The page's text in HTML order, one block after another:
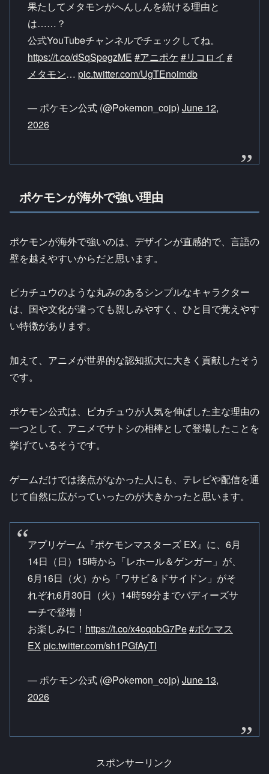
果たしてメタモンがへんしんを続ける理由と
は……？
公式YouTubeチャンネルでチェックしてね。
https://t.co/dSqSpegzME #アニポケ #リコロイ #
メタモン… pic.twitter.com/UgTEnoimdb
— ポケモン公式 (@Pokemon_cojp) June 12,
2026
ポケモンが海外で強い理由
ポケモンが海外で強いのは、デザインが直感的で、言語の
壁を越えやすいからだと思います。
ピカチュウのような丸みのあるシンプルなキャラクター
は、国や文化が違っても親しみやすく、ひと目で覚えやす
い特徴があります。
加えて、アニメが世界的な認知拡大に大きく貢献したそう
です。
ポケモン公式は、ピカチュウが人気を伸ばした主な理由の
一つとして、アニメでサトシの相棒として登場したことを
挙げているそうです。
ゲームだけでは接点がなかった人にも、テレビや配信を通
じて自然に広がっていったのが大きかったと思います。
アプリゲーム『ポケモンマスターズ EX』に、6月
14日（日）15時から「レホール＆ゲンガー」が、
6月16日（火）から「ワサビ＆ドサイドン」がそ
れぞれ6月30日（火）14時59分までバディーズサ
ーチで登場！
お楽しみに！ https://t.co/x4oqobG7Pe#ポケマス
EX pic.twitter.com/sh1PGfAyTl
— ポケモン公式 (@Pokemon_cojp) June 13,
2026
スポンサーリンク